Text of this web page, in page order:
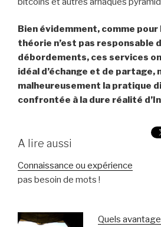
Bien évidemment, comme
théorie n’est pas responsable
débordements, ces services
idéal d’échange et de partage,
malheureusement la pratique
confrontée à la dure réalité
A lire aussi
Connaissance ou expérience
pas besoin de mots !
Quels